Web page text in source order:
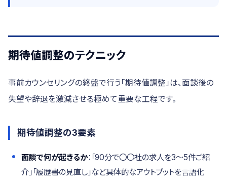
期待値調整のテクニック
事前カウンセリングの終盤で行う「期待値調整」は、面談後の
失望や辞退を激減させる極めて重要な工程です。
期待値調整の3要素
面談で何が起きるか：「90分で〇〇社の求人を3〜5件ご紹
介」「履歴書の見直し」など具体的なアウトプットを言語化